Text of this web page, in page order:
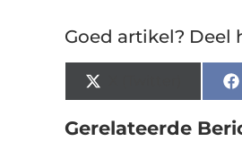
Goed artikel? Deel
Gerelateerde